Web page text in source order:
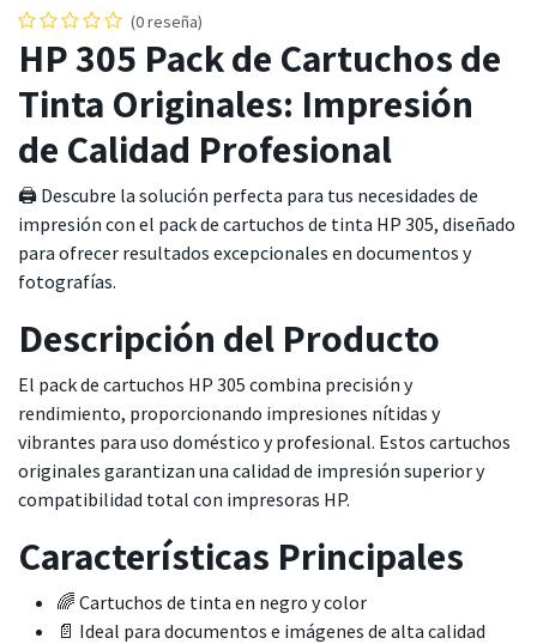
(0 reseña)
HP 305 Pack de Cartuchos de
Tinta Originales: Impresión
de Calidad Profesional
🖨️ Descubre la solución perfecta para tus necesidades de
impresión con el pack de cartuchos de tinta HP 305, diseñado
para ofrecer resultados excepcionales en documentos y
fotografías.
Descripción del Producto
El pack de cartuchos HP 305 combina precisión y
rendimiento, proporcionando impresiones nítidas y
vibrantes para uso doméstico y profesional. Estos cartuchos
originales garantizan una calidad de impresión superior y
compatibilidad total con impresoras HP.
Características Principales
🌈 Cartuchos de tinta en negro y color
📄 Ideal para documentos e imágenes de alta calidad